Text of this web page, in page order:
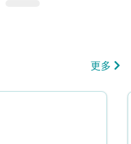
更多